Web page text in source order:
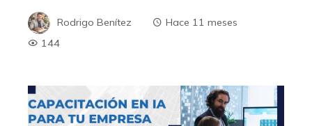
Rodrigo Benítez
Hace 11 meses
144